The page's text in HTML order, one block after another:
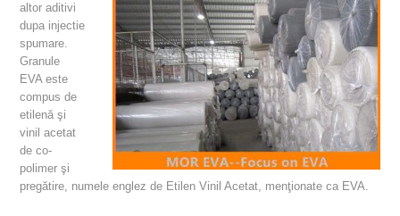
altor aditivi
dupa injectie
spumare.
Granule
EVA este
compus de
etilenă şi
vinil acetat
de co-
polimer şi
pregătire, numele englez de Etilen Vinil Acetat, menţionate ca EVA.